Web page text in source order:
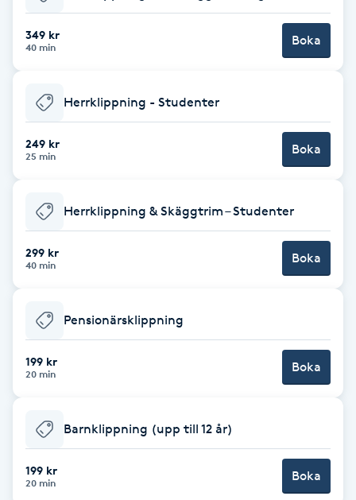
Babylights
Balayage
Barber
Barnklippning
BIAB
Blowout
Bottenfärg
Brynfärgning
Brynplockning
349 kr
40 min Boka
Herrklippning - Studenter
249 kr
25 min Boka
Herrklippning & Skäggtrim – Studenter
299 kr
40 min Boka
Pensionärsklippning
199 kr
20 min Boka
Barnklippning (upp till 12 år)
199 kr
20 min Boka